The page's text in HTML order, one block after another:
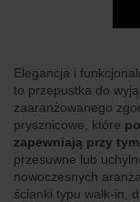
Elegancja i
to przepustka do
zaaranżowanego
prysznicowe, które
zapewniają przy
przesuwne lub
nowoczesnych
ścianki typu walk-in,